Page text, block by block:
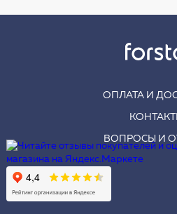
ОПЛАТА И
ВОПРОСЫ И